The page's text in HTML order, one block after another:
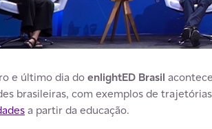
e último dia doenlightED Brasil
brasileiras, com exemplos de
a partir da educação.